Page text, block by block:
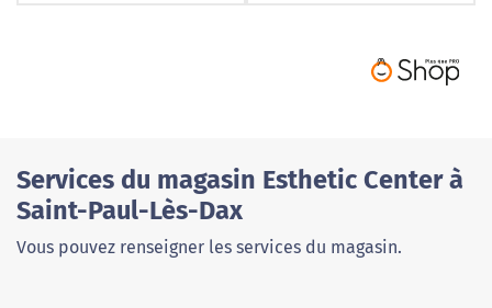
Services du magasin Esthetic Center à
Saint-Paul-Lès-Dax
Vous pouvez renseigner les services du magasin.